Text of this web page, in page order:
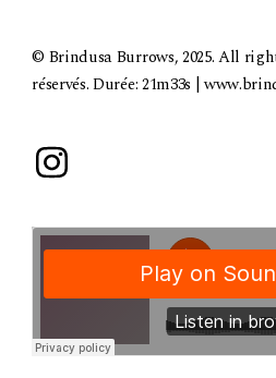
© Brindusa Burrows, 2025. All
réservés. Durée: 21m33s |